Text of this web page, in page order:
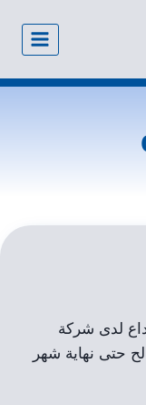
الإيداع لدى شركة
حتى نهاية شهر